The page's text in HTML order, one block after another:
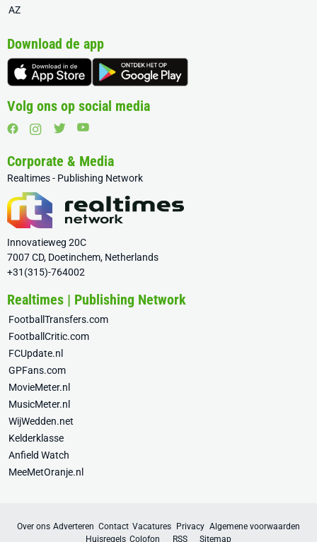
AZ
Download de app
Volg ons op social media
Corporate & Media
Realtimes - Publishing Network
Innovatieweg 20C
7007 CD, Doetinchem, Netherlands
+31(315)-764002
Realtimes | Publishing Network
FootballTransfers.com
FootballCritic.com
FCUpdate.nl
GPFans.com
MovieMeter.nl
MusicMeter.nl
WijWedden.net
Kelderklasse
Anfield Watch
MeeMetOranje.nl
Over ons Adverteren Contact Vacatures Privacy Algemene voorwaarden
Huisregels Colofon RSS Sitemap